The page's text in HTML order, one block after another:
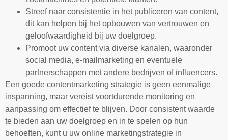
Streef naar consistentie in het publiceren van content,
dit kan helpen bij het opbouwen van vertrouwen en
geloofwaardigheid bij uw doelgroep.
Promoot uw content via diverse kanalen, waaronder
social media, e-mailmarketing en eventuele
partnerschappen met andere bedrijven of influencers.
Een goede contentmarketing strategie is geen eenmalige
inspanning, maar vereist voortdurende monitoring en
aanpassing om effectief te blijven. Door consistent waarde
te bieden aan uw doelgroep en in te spelen op hun
behoeften, kunt u uw online marketingstrategie in